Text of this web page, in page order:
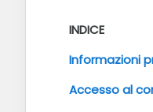
INDICE
Informazioni
Accesso al